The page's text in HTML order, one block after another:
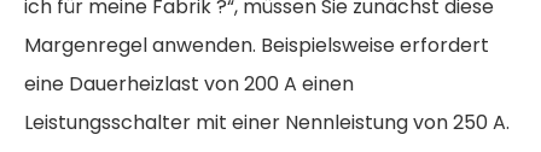
ich für meine Fabrik?“, müssen Sie zunächst diese
Margenregel anwenden. Beispielsweise erfordert
eine Dauerheizlast von 200 A einen
Leistungsschalter mit einer Nennleistung von 250 A.